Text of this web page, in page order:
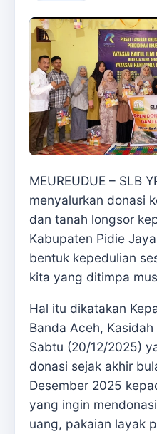
MEUREUDUE – SLB
menyalurkan donasi
dan tanah longsor
Kabupaten Pidie
bentuk kepedulian
kita yang ditimpa
Hal itu dikatakan
Banda Aceh,
Sabtu (20/12/2025)
donasi sejak akhir
Desember 2025
yang ingin
uang, pakaian layak